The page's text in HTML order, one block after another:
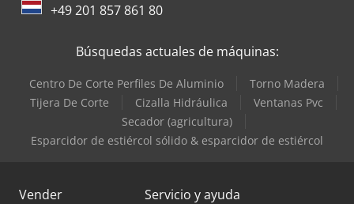
+49 201 857 861 80
Búsquedas actuales de máquinas:
Centro De Corte Perfiles De Aluminio
Torno Madera
Tijera De Corte
Cizalla Hidráulica
Ventanas Pvc
Secador (agricultura)
Esparcidor de estiércol sólido & esparcidor de estiércol
Vender Servicio y ayuda